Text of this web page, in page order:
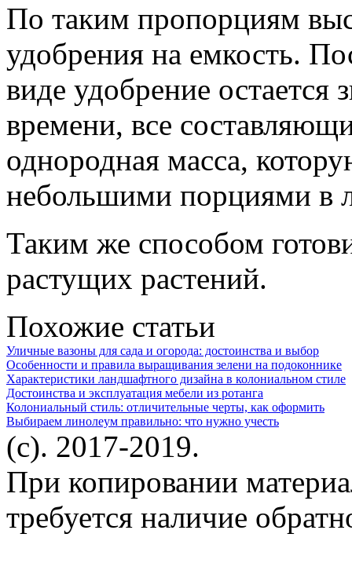
По таким пропорциям
удобрения на емкость.
виде удобрение
времени, все
однородная масса,
небольшими порциями в
Таким же способом
растущих растений.
Похожие статьи
Уличные вазоны для сада и огорода: достоинства и выбор
Особенности и правила выращивания зелени на подоконнике
Характеристики ландшафтного дизайна в колониальном стиле
Достоинства и эксплуатация мебели из ротанга
Колониальный стиль: отличительные черты, как оформить
Выбираем линолеум правильно: что нужно учесть
(c). 2017-2019.
При копировании
требуется наличие